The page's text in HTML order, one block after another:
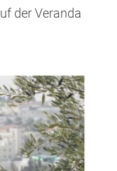
der Veranda